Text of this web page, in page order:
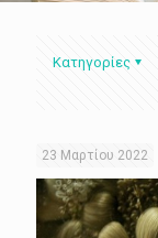
Κατηγορίες
23 Μαρτίου 2022